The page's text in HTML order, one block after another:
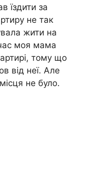
їздити за
не так
жити на
моя мама
тому що
від неї. Але
не було.